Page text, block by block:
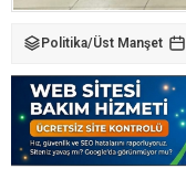
Politika/Üst Manşet